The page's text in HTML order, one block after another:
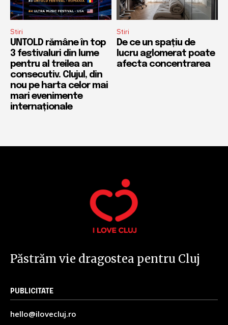
Stiri
UNTOLD rămâne în top
3 festivaluri din lume
pentru al treilea an
consecutiv. Clujul, din
nou pe harta celor mai
mari evenimente
internaționale
Stiri
De ce un spațiu de
lucru aglomerat poate
afecta concentrarea
Păstrăm vie dragostea pentru Cluj
PUBLICITATE
hello@ilovecluj.ro